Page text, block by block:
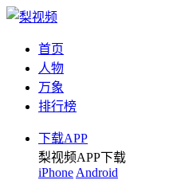
首页
人物
万象
排行榜
下载APP
梨视频APP下载
iPhone Android